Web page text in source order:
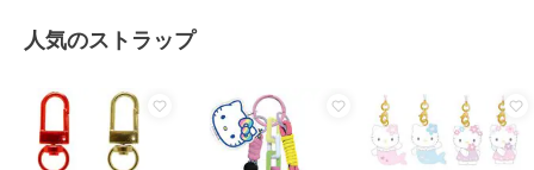
人気のストラップ